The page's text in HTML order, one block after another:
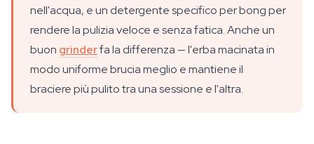
nell'acqua, e un detergente specifico per bong per
rendere la pulizia veloce e senza fatica. Anche un
buon grinderfa la differenza — l'erba macinata in
modo uniforme brucia meglio e mantiene il
braciere più pulito tra una sessione e l'altra.